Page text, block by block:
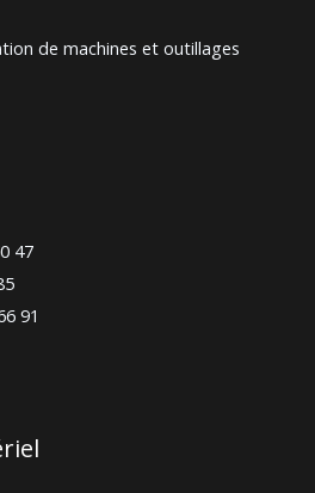
de machines et outillages
47
91